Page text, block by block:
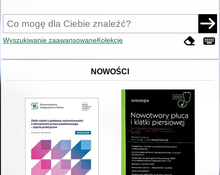
Wyszukiwanie zaawansowaneKolekcje
NOWOŚCI